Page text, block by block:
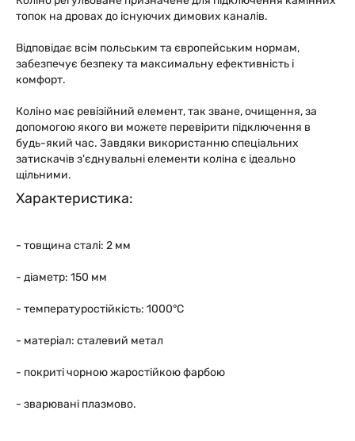
топок на дровах до існуючих димових каналів.
Відповідає всім польським та європейським нормам,
забезпечує безпеку та максимальну ефективність і
комфорт.
Коліно має ревізійний елемент, так зване, очищення, за
допомогою якого ви можете перевірити підключення в
будь-який час. Завдяки використанню спеціальних
затискачів з'єднувальні елементи коліна є ідеально
щільними.
Характеристика:
- товщина сталі: 2 мм
- діаметр: 150 мм
- температуростійкість: 1000°C
- матеріал: сталевий метал
- покриті чорною жаростійкою фарбою
- зварювані плазмово.